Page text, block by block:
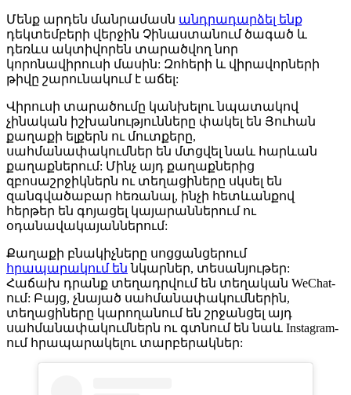
Մենք արդեն մանրամասն անդրադարձել ենք
դեկտեմբերի վերջին Չինաստանում ծագած և
դեռևս ակտիվորեն տարածվող նոր
կորոնավիրուսի մասին: Զոհերի և վիրավորների
թիվը շարունակում է աճել:
Վիրուսի տարածումը կանխելու նպատակով
չինական իշխանությունները փակել են Յուհան
քաղաքի ելքերն ու մուտքերը,
սահմանափակումներ են մտցվել նաև հարևան
քաղաքներում: Մինչ այդ քաղաքներից
զբոսաշրջիկներն ու տեղացիները սկսել են
զանգվածաբար հեռանալ, ինչի հետևանքով
հերթեր են գոյացել կայարաններում ու
օդանավակայաններում:
Քաղաքի բնակիչները սոցցանցերում
հրապարակում են նկարներ, տեսանյութեր:
Հաճախ դրանք տեղադրվում են տեղական WeChat-
ում: Բայց, չնայած սահմանափակումներին,
տեղացիները կարողանում են շրջանցել այդ
սահմանափակումներն ու գտնում են նաև Instagram-
ում հրապարակելու տարբերակներ: